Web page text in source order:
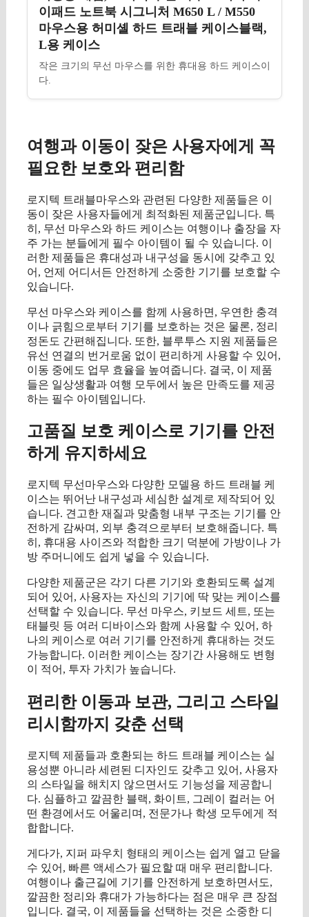
이패드 노트북 시그니처 M650 L / M550
마우스용 허미셸 하드 트래블 케이스블랙,
L용 케이스
작은 크기의 무선 마우스를 위한 휴대용 하드 케이스이
다.
여행과 이동이 잦은 사용자에게 꼭
필요한 보호와 편리함
로지텍 트래블마우스와 관련된 다양한 제품들은 이
동이 잦은 사용자들에게 최적화된 제품군입니다. 특
히, 무선 마우스와 하드 케이스는 여행이나 출장을 자
주 가는 분들에게 필수 아이템이 될 수 있습니다. 이
러한 제품들은 휴대성과 내구성을 동시에 갖추고 있
어, 언제 어디서든 안전하게 소중한 기기를 보호할 수
있습니다.
무선 마우스와 케이스를 함께 사용하면, 우연한 충격
이나 긁힘으로부터 기기를 보호하는 것은 물론, 정리
정돈도 간편해집니다. 또한, 블루투스 지원 제품들은
유선 연결의 번거로움 없이 편리하게 사용할 수 있어,
이동 중에도 업무 효율을 높여줍니다. 결국, 이 제품
들은 일상생활과 여행 모두에서 높은 만족도를 제공
하는 필수 아이템입니다.
고품질 보호 케이스로 기기를 안전
하게 유지하세요
로지텍 무선마우스와 다양한 모델용 하드 트래블 케
이스는 뛰어난 내구성과 세심한 설계로 제작되어 있
습니다. 견고한 재질과 맞춤형 내부 구조는 기기를 안
전하게 감싸며, 외부 충격으로부터 보호해줍니다. 특
히, 휴대용 사이즈와 적합한 크기 덕분에 가방이나 가
방 주머니에도 쉽게 넣을 수 있습니다.
다양한 제품군은 각기 다른 기기와 호환되도록 설계
되어 있어, 사용자는 자신의 기기에 딱 맞는 케이스를
선택할 수 있습니다. 무선 마우스, 키보드 세트, 또는
태블릿 등 여러 디바이스와 함께 사용할 수 있어, 하
나의 케이스로 여러 기기를 안전하게 휴대하는 것도
가능합니다. 이러한 케이스는 장기간 사용해도 변형
이 적어, 투자 가치가 높습니다.
편리한 이동과 보관, 그리고 스타일
리시함까지 갖춘 선택
로지텍 제품들과 호환되는 하드 트래블 케이스는 실
용성뿐 아니라 세련된 디자인도 갖추고 있어, 사용자
의 스타일을 해치지 않으면서도 기능성을 제공합니
다. 심플하고 깔끔한 블랙, 화이트, 그레이 컬러는 어
떤 환경에서도 어울리며, 전문가나 학생 모두에게 적
합합니다.
게다가, 지퍼 파우치 형태의 케이스는 쉽게 열고 닫을
수 있어, 빠른 액세스가 필요할 때 매우 편리합니다.
여행이나 출근길에 기기를 안전하게 보호하면서도,
깔끔한 정리와 휴대가 가능하다는 점은 매우 큰 장점
입니다. 결국, 이 제품들을 선택하는 것은 소중한 디